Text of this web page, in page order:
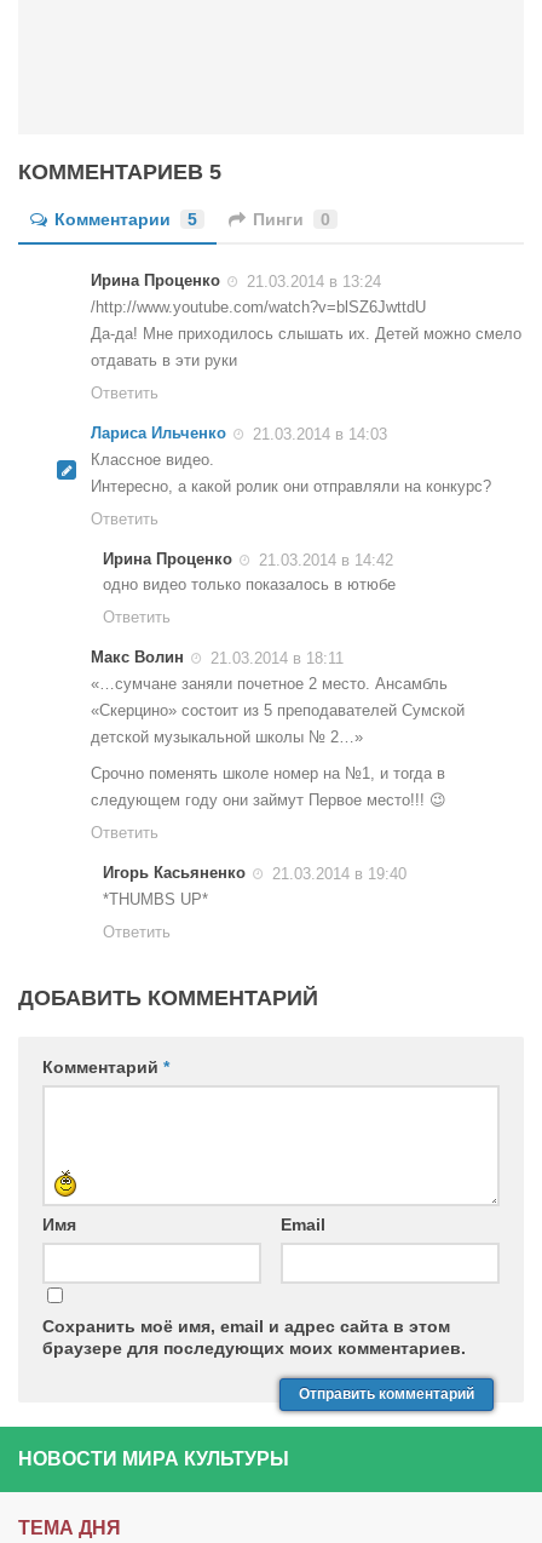
КОММЕНТАРИЕВ 5
Комментарии 5 Пинги 0
Ирина Проценко
21.03.2014 в 13:24
/http://www.youtube.com/watch?v=blSZ6JwttdU
Да-да! Мне приходилось слышать их. Детей можно смело
отдавать в эти руки
Ответить
Лариса Ильченко
21.03.2014 в 14:03
Классное видео.
Интересно, а какой ролик они отправляли на конкурс?
Ответить
Ирина Проценко
21.03.2014 в 14:42
одно видео только показалось в ютюбе
Ответить
Макс Волин
21.03.2014 в 18:11
«…сумчане заняли почетное 2 место. Ансамбль
«Скерцино» состоит из 5 преподавателей Сумской
детской музыкальной школы № 2…»
Срочно поменять школе номер на №1, и тогда в
следующем году они займут Первое место!!! 😉
Ответить
Игорь Касьяненко
21.03.2014 в 19:40
*THUMBS UP*
Ответить
ДОБАВИТЬ КОММЕНТАРИЙ
Комментарий *
Имя Email
Сохранить моё имя, email и адрес сайта в этом
браузере для последующих моих комментариев.
НОВОСТИ МИРА КУЛЬТУРЫ
ТЕМА ДНЯ